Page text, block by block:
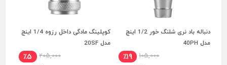
افزودن به سبد خرید
دنباله باد نری شلنگ خور 1/2 اینچ
مدل 40PH
105,000 ٪19
افزودن به سبد خرید
کوپلینگ مادگی داخل رزوه 1/4 اینچ
مدل 20SF
205,000 ٪5